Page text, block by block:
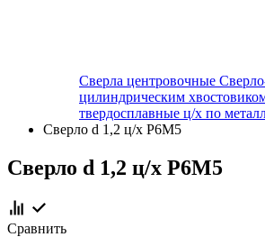
Сверла центровочные
цилиндрическим
твердосплавные ц/х по
Сверло d 1,2 ц/х Р6М5
Сверло d 1,2 ц/х Р6М5
Сравнить